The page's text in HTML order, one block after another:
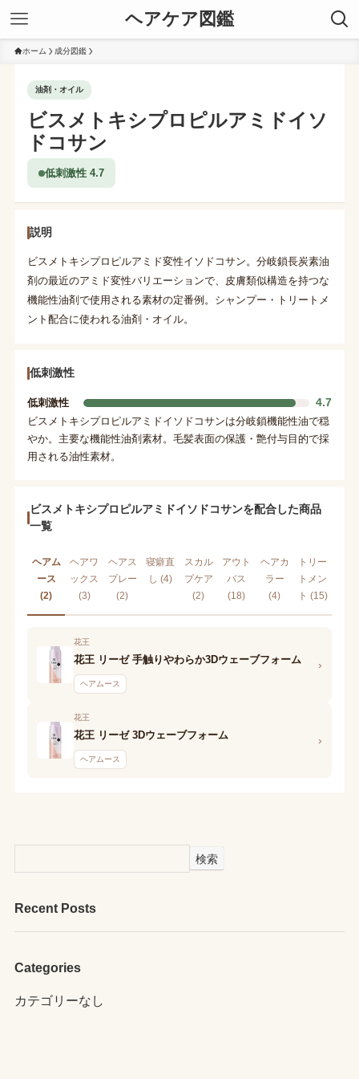
ヘアケア図鑑
ホーム 成分図鑑
油剤・オイル
ビスメトキシプロピルアミドイソ
ドコサン
低刺激性 4.7
説明
ビスメトキシプロピルアミド変性イソドコサン。分岐鎖長炭素油
剤の最近のアミド変性バリエーションで、皮膚類似構造を持つな
機能性油剤で使用される素材の定番例。シャンプー・トリートメ
ント配合に使われる油剤・オイル。
低刺激性
低刺激性 4.7
ビスメトキシプロピルアミドイソドコサンは分岐鎖機能性油で穏
やか。主要な機能性油剤素材。毛髪表面の保護・艶付与目的で採
用される油性素材。
ビスメトキシプロピルアミドイソドコサンを配合した商品
一覧
ヘアム
ース
(2)
ヘアワ
ックス
(3)
ヘアス
プレー
(2)
寝癖直
し (4)
スカル
プケア
(2)
アウト
バス
(18)
ヘアカ
ラー
(4)
トリー
トメン
ト (15)
花王
花王 リーゼ 手触りやわらか3Dウェーブフォーム
ヘアムース
›
花王
花王 リーゼ 3Dウェーブフォーム
ヘアムース
›
検索
Recent Posts
Categories
カテゴリーなし